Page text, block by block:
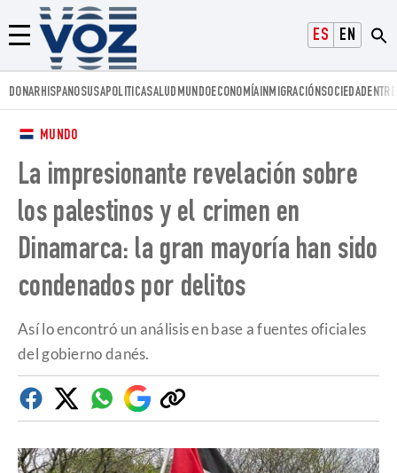
ESPAÑOLENGLISH
Menú
Voz.us
DONARHISPANOSUSAPOLITICASALUD MUNDOECONOMÍAINMIGRACIÓNSOCIEDAD
MUNDO
La impresionante revelación sobre
los palestinos y el crimen en
Dinamarca: la gran mayoría han sido
condenados por delitos
Así lo encontró un análisis en base a fuentes oficiales
del gobierno danés.
FacebookTwitterWhatsapp
Google
Discover
Copiar
enlace